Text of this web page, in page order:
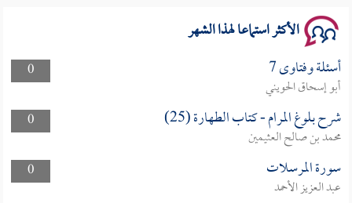
الأكثر استماعا لهذا الشهر
0 أسئلة وفتاوى 7
أبو إسحاق الحويني
0
شرح بلوغ المرام - كتاب الطهارة (25)
محمد بن صالح العثيمين
0
سورة المرسلات
عبد العزيز الأحمد